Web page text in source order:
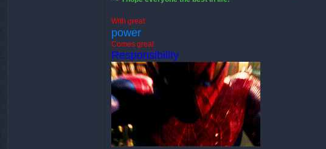
With great
power
Comes great
Responsibility